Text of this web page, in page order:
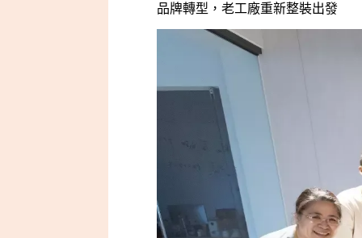
品牌轉型，老工廠重新整裝出發